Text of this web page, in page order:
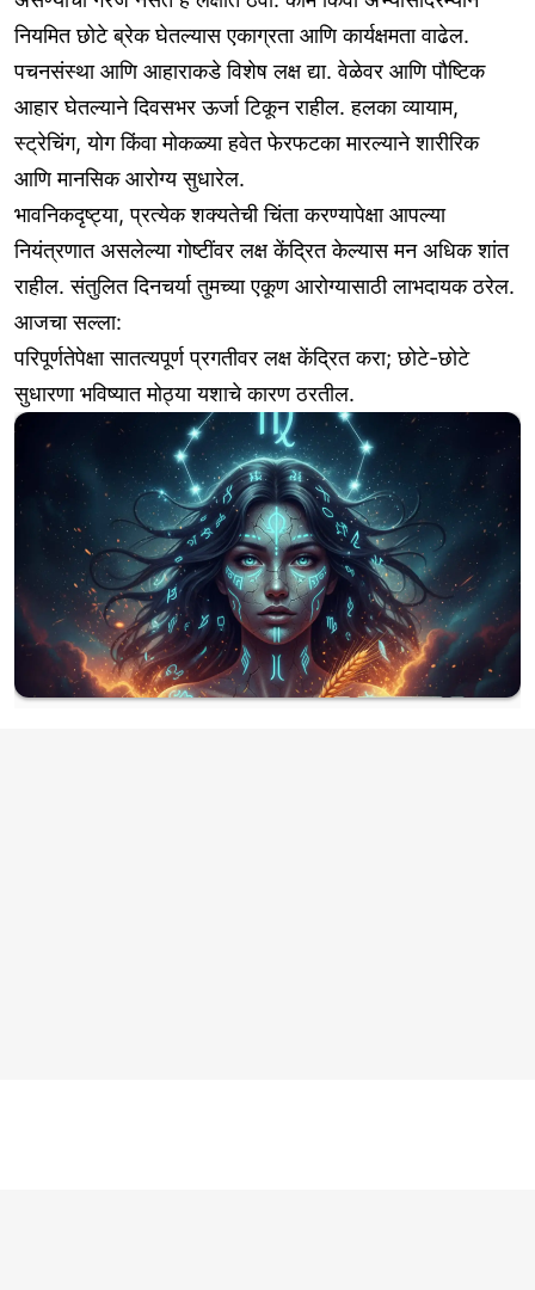
नियमित छोटे ब्रेक घेतल्यास एकाग्रता आणि कार्यक्षमता वाढेल.
पचनसंस्था आणि आहाराकडे विशेष लक्ष द्या. वेळेवर आणि पौष्टिक
आहार घेतल्याने दिवसभर ऊर्जा टिकून राहील. हलका व्यायाम,
स्ट्रेचिंग, योग किंवा मोकळ्या हवेत फेरफटका मारल्याने शारीरिक
आणि मानसिक आरोग्य सुधारेल.
भावनिकदृष्ट्या, प्रत्येक शक्यतेची चिंता करण्यापेक्षा आपल्या
नियंत्रणात असलेल्या गोष्टींवर लक्ष केंद्रित केल्यास मन अधिक शांत
राहील. संतुलित दिनचर्या तुमच्या एकूण आरोग्यासाठी लाभदायक ठरेल.
आजचा सल्ला:
परिपूर्णतेपेक्षा सातत्यपूर्ण प्रगतीवर लक्ष केंद्रित करा; छोटे-छोटे
सुधारणा भविष्यात मोठ्या यशाचे कारण ठरतील.